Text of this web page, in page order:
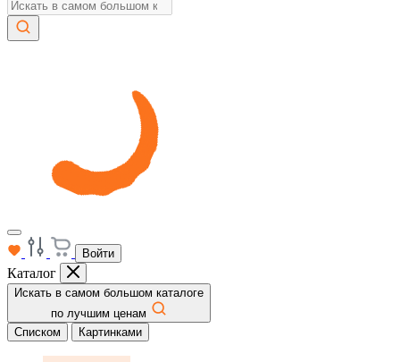
Войти
Каталог
Искать в самом большом каталоге
по лучшим ценам
Списком
Картинками